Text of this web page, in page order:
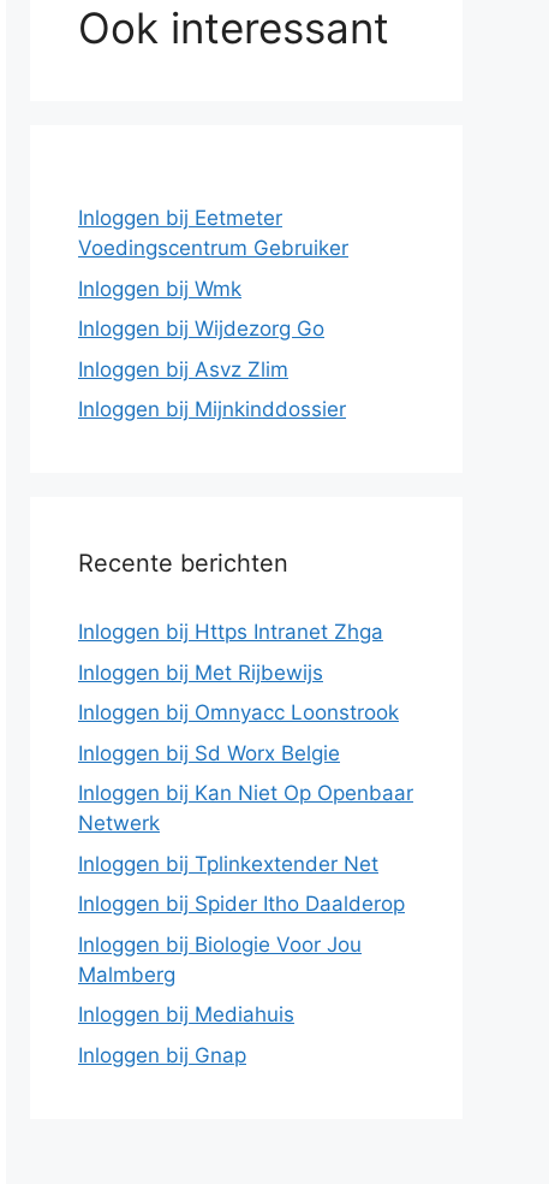
Ook interessant
Inloggen bij Eetmeter
Voedingscentrum Gebruiker
Inloggen bij Wmk
Inloggen bij Wijdezorg Go
Inloggen bij Asvz Zlim
Inloggen bij Mijnkinddossier
Recente berichten
Inloggen bij Https Intranet Zhga
Inloggen bij Met Rijbewijs
Inloggen bij Omnyacc Loonstrook
Inloggen bij Sd Worx Belgie
Inloggen bij Kan Niet Op Openbaar
Netwerk
Inloggen bij Tplinkextender Net
Inloggen bij Spider Itho Daalderop
Inloggen bij Biologie Voor Jou
Malmberg
Inloggen bij Mediahuis
Inloggen bij Gnap